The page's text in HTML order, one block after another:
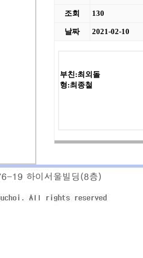
조회 130
날짜 2021-02-10
부친:최외돌
형:최종철